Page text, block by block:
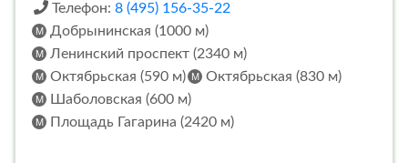
Телефон: 8 (495) 156-35-22
Добрынинская (1000 м)
Ленинский проспект (2340 м)
Октябрьская (590 м)
Октябрьская (830 м)
Шаболовская (600 м)
Площадь Гагарина (2420 м)